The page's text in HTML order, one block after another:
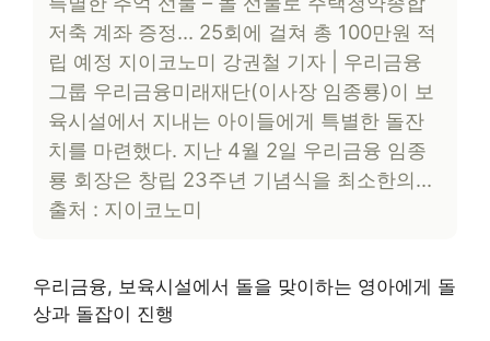
저축 계좌 증정… 25회에 걸쳐 총 100만원 적
립 예정 지이코노미 강권철 기자 | 우리금융
그룹 우리금융미래재단(이사장 임종룡)이 보
육시설에서 지내는 아이들에게 특별한 돌잔
치를 마련했다. 지난 4월 2일 우리금융 임종
룡 회장은 창립 23주년 기념식을 최소한의…
출처 : 지이코노미
우리금융, 보육시설에서 돌을 맞이하는 영아에게 돌
상과 돌잡이 진행